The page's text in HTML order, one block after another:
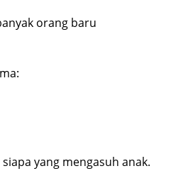
orang baru
yang mengasuh anak.